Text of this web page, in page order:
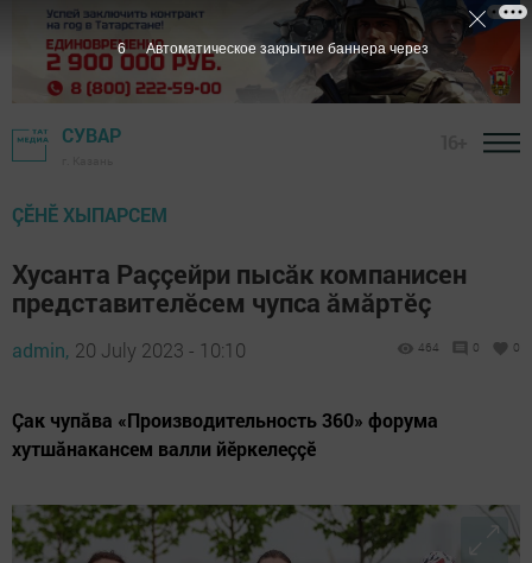
СУВАР
ÇӖНӖ ХЫПАРСЕМ
Хусанта Раççейри пысăк компанисен
представителӗсем чупса ăмăртӗç
admin, 20 July 2023 - 10:10 464 0 0
Çак чупăва «Производительность 360» форума
хутшăнакансем валли йӗркелеççӗ
5 Автоматическое закрытие баннера через